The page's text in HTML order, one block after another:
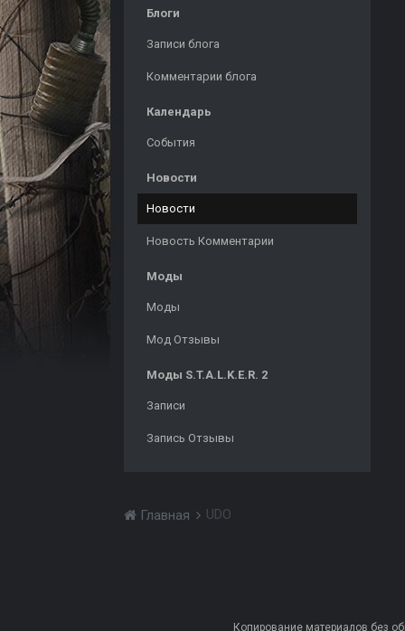
Блоги
Записи блога
Комментарии блога
Календарь
События
Новости
Новости
Новость Комментарии
Моды
Моды
Мод Отзывы
Моды S.T.A.L.K.E.R. 2
Записи
Запись Отзывы
Главная UDO
Копирование материалов без